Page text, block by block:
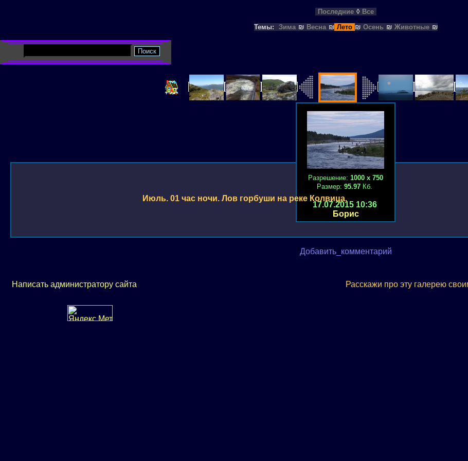
Последние ◊ Все
Темы:
Зима ₪ Весна ₪ Лето ₪ Осень ₪ Животные ₪
Разрешение: 1000 х 750
Размер: 95.97 Кб.
17.07.2015 10:36
Борис
Июль. 01 час ночи. Лов горбуши на реке Колвица.
Добавить_комментарий
Написать администратору сайта Расскажи про эту галерею